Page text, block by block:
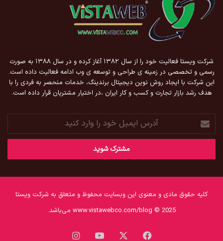
شرکت ویستا فعالیت خود را از سال ۱۳۸۲ آغاز کرده و در سال ۱۳۸۸ به صورت
رسمی و تخصصی در زمینه ی طراحی و توسعه ی وب ادامه فعالیت داده است.
این شرکت با ایجاد روش نوین دیجیتال برندینگ، خدمات منحصر به فردی را با
هدف رشد بازار تجارت و کسب و کار ایران ،در اختیار مشتریان قرار داده است.
آدرس
ایمیل
خود
وارد
کلیه حقوق مادی و معنوی این وبسایت محفوظ و متعلق به شرکت ویستا
www.vistawebco.com/blog © 2025 می‌باشد.
فیس یوتیوب